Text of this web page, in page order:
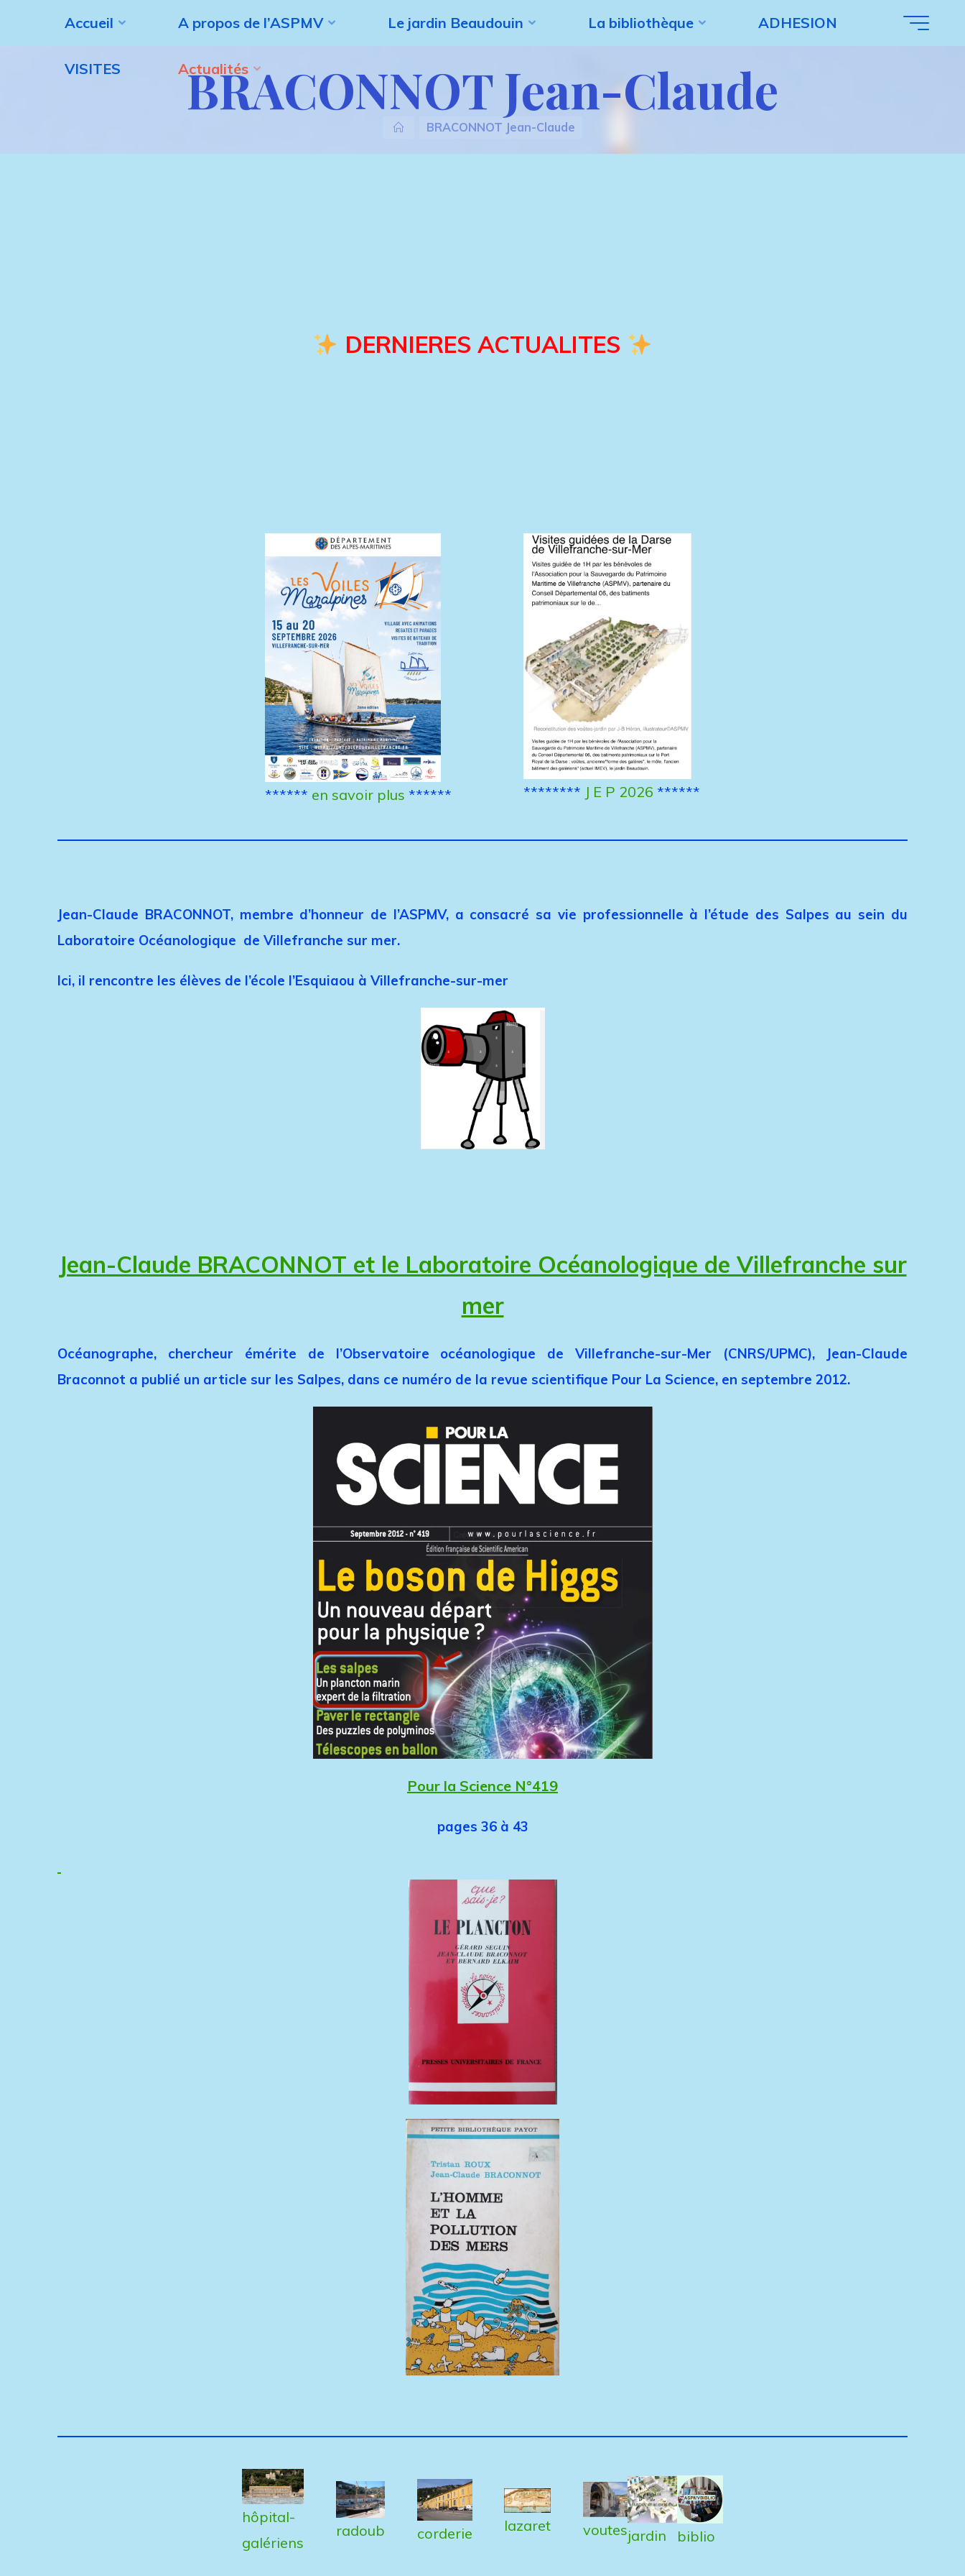
Accueil A propos de l’ASPMV Le jardin Beaudouin La bibliothèque ADHESION
VISITES Actualités
BRACONNOT Jean-Claude
Accueil
BRACONNOT Jean-Claude
DERNIERES ACTUALITES
****** en savoir plus ****** ******** J E P 2026 ******
Jean-Claude BRACONNOT, membre d’honneur de l’ASPMV, a consacré sa vie professionnelle à l’étude des Salpes au sein du
Laboratoire Océanologique de Villefranche sur mer.
Ici, il rencontre les élèves de l’école l’Esquiaou à Villefranche-sur-mer
Jean-Claude BRACONNOT et le Laboratoire Océanologique de Villefranche sur
mer
Océanographe, chercheur émérite de l’Observatoire océanologique de Villefranche-sur-Mer (CNRS/UPMC), Jean-Claude
Braconnot a publié un article sur les Salpes, dans ce numéro de la revue scientifique Pour La Science, en septembre 2012.
Pour la Science N°419
pages 36 à 43
hôpital-
galériens
radoub corderie lazaret voutesjardin biblio